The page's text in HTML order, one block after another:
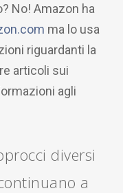
No! Amazon ha
ma lo usa
riguardanti la
articoli sui
agli
diversi
a